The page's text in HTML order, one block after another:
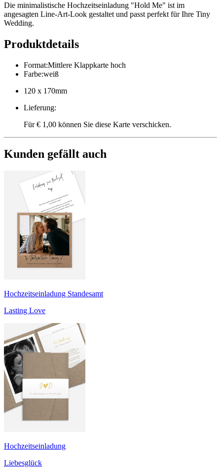
Die minimalistische Hochzeitseinladung "Hold Me" ist im
angesagten Line-Art-Look gestaltet und passt perfekt für Ihre Tiny
Wedding.
Produktdetails
Format:Mittlere Klappkarte hoch
Farbe:weiß
120 x 170mm
Lieferung:
Für € 1,00 können Sie diese Karte verschicken.
Kunden gefällt auch
Hochzeitseinladung Standesamt
Lasting Love
Hochzeitseinladung
Liebesglück